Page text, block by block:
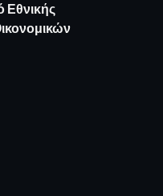
Εθνικής